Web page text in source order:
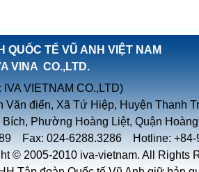
QUỐC TẾ VŨ ANH VIỆT NAM
VINA CO.,LTD.
IVA VIETNAM CO.,LTD)
điển, Xã Tứ Hiệp, Huyện Thanh
Phường Hoàng Liệt, Quận
Fax: 024-6288.3286 Hotline: +84-
© 2005-2010 iva-vietnam. All Rights